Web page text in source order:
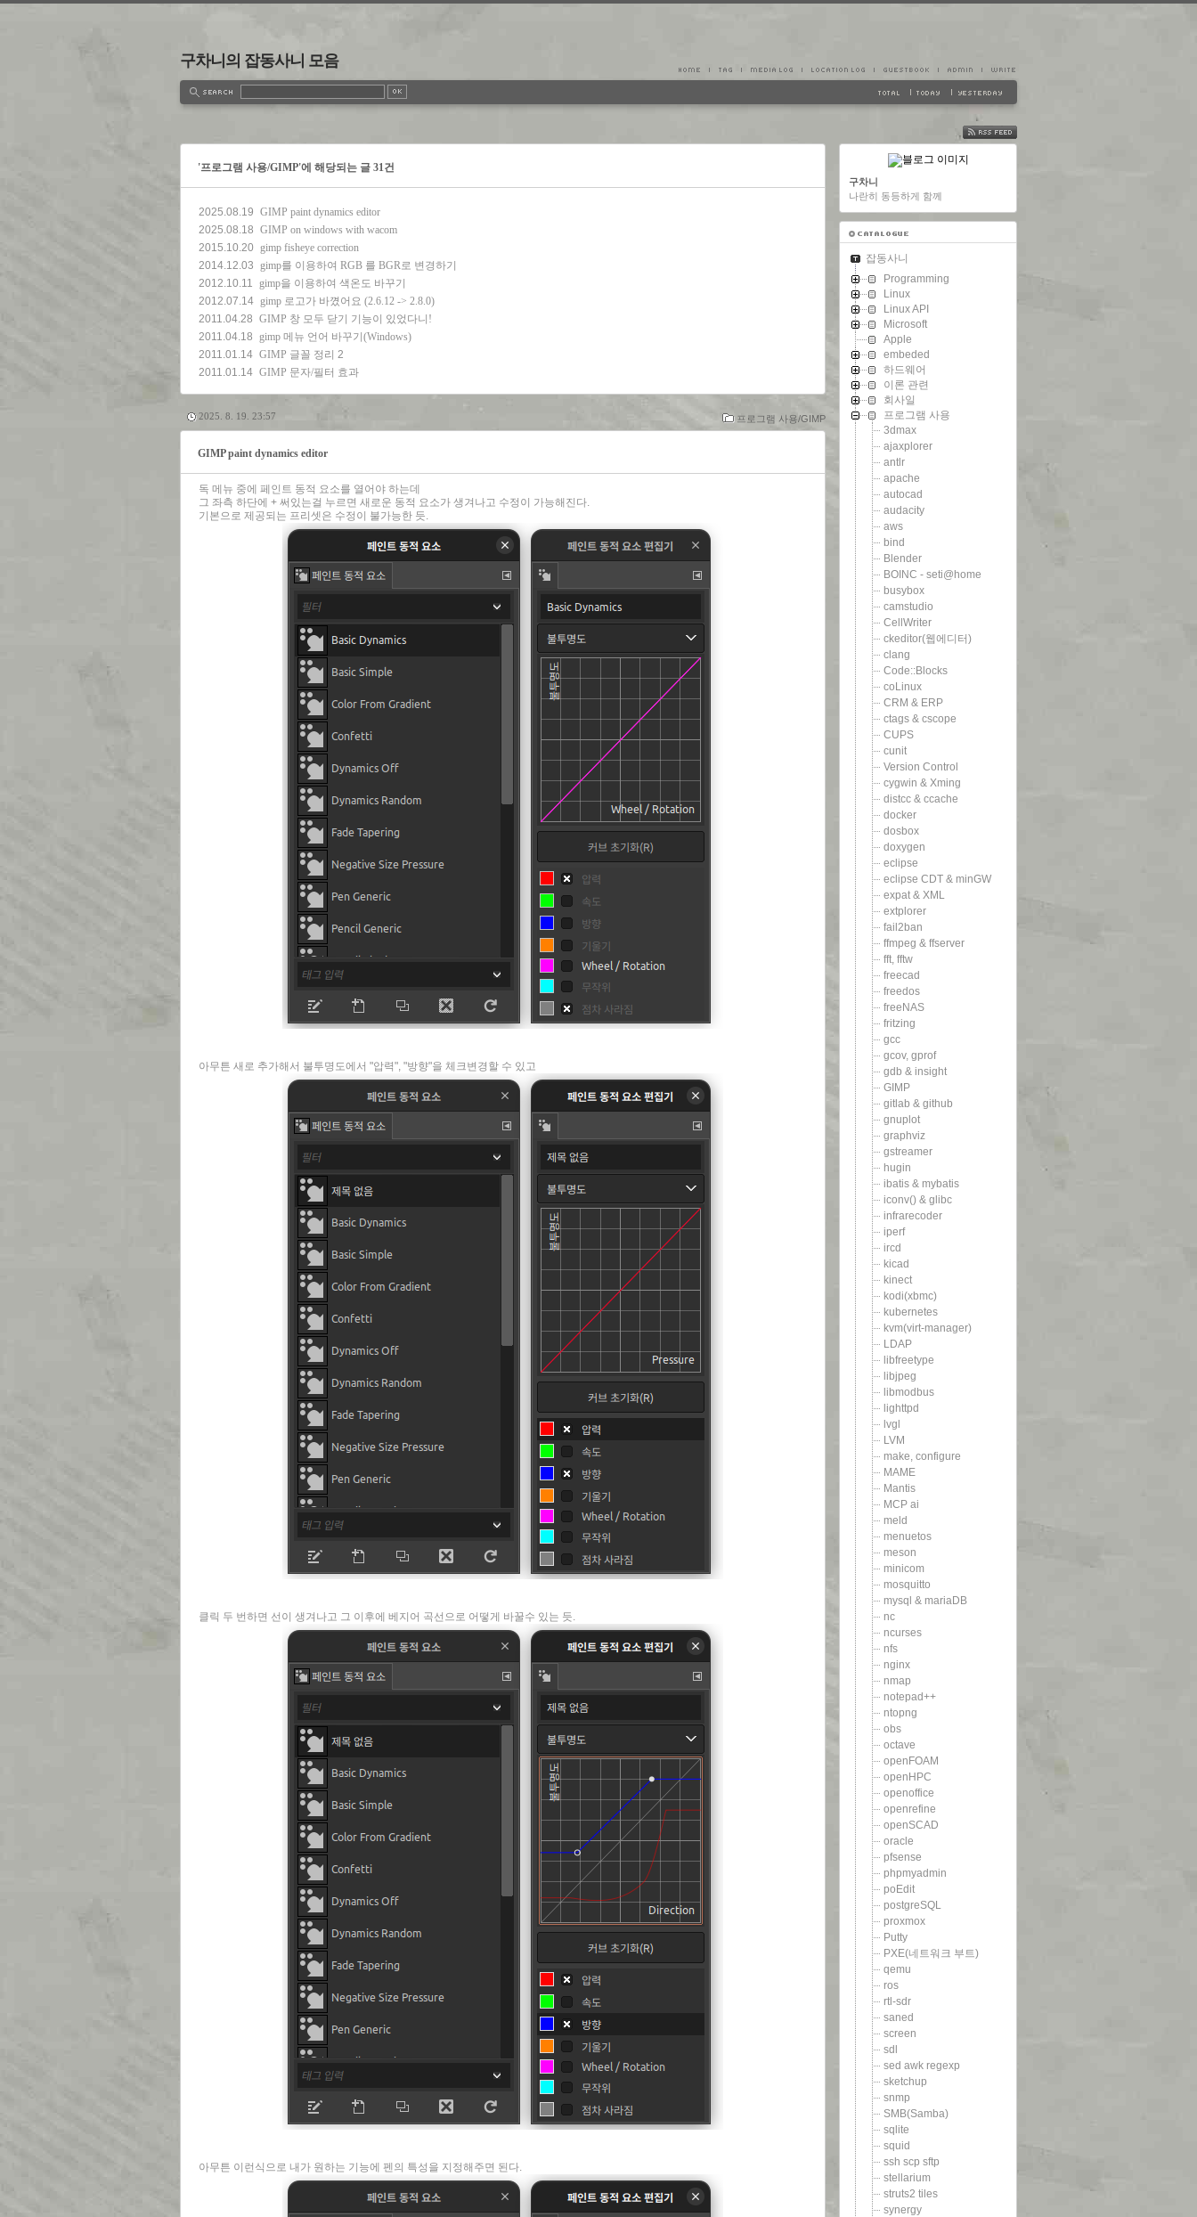
구차니의 잡동사니 모음
'프로그램 사용/GIMP'에 해당되는 글 31건
2025.08.19 GIMP paint dynamics editor
2025.08.18 GIMP on windows with wacom
2015.10.20 gimp fisheye correction
2014.12.03 gimp를 이용하여 RGB 를 BGR로 변경하기
2012.10.11 gimp을 이용하여 색온도 바꾸기
2012.07.14 gimp 로고가 바꼈어요 (2.6.12 -> 2.8.0)
2011.04.28 GIMP 창 모두 닫기 기능이 있었다니!
2011.04.18 gimp 메뉴 언어 바꾸기(Windows)
2011.01.14 GIMP 글꼴 정리 2
2011.01.14 GIMP 문자/필터 효과
프로그램 사용/GIMP
2025. 8. 19. 23:57
GIMP paint dynamics editor
독 메뉴 중에 페인트 동적 요소를 열어야 하는데
그 좌측 하단에 + 써있는걸 누르면 새로운 동적 요소가 생겨나고 수정이 가능해진다.
기본으로 제공되는 프리셋은 수정이 불가능한 듯.
아무튼 새로 추가해서 불투명도에서 "압력", "방향"을 체크변경할 수 있고
클릭 두 번하면 선이 생겨나고 그 이후에 베지어 곡선으로 어떻게 바꿀수 있는 듯.
아무튼 이런식으로 내가 원하는 기능에 펜의 특성을 지정해주면 된다.
FEED
구차니
나란히 동등하게 함께
잡동사니
Programming
Linux
Linux API
Microsoft
Apple
embeded
하드웨어
이론 관련
회사일
프로그램 사용
3dmax
ajaxplorer
antlr
apache
autocad
audacity
aws
bind
Blender
BOINC - seti@home
busybox
camstudio
CellWriter
ckeditor(웹에디터)
clang
Code::Blocks
coLinux
CRM & ERP
ctags & cscope
CUPS
cunit
Version Control
cygwin & Xming
distcc & ccache
docker
dosbox
doxygen
eclipse
eclipse CDT & minGW
expat & XML
extplorer
fail2ban
ffmpeg & ffserver
fft, fftw
freecad
freedos
freeNAS
fritzing
gcc
gcov, gprof
gdb & insight
GIMP
gitlab & github
gnuplot
graphviz
gstreamer
hugin
ibatis & mybatis
iconv() & glibc
infrarecoder
iperf
ircd
kicad
kinect
kodi(xbmc)
kubernetes
kvm(virt-manager)
LDAP
libfreetype
libjpeg
libmodbus
lighttpd
lvgl
LVM
make, configure
MAME
Mantis
MCP ai
meld
menuetos
meson
minicom
mosquitto
mysql & mariaDB
nc
ncurses
nfs
nginx
nmap
notepad++
ntopng
obs
octave
openFOAM
openHPC
openoffice
openrefine
openSCAD
oracle
pfsense
phpmyadmin
poEdit
postgreSQL
proxmox
Putty
PXE(네트워크 부트)
qemu
ros
rtl-sdr
saned
screen
sdl
sed awk regexp
sketchup
snmp
SMB(Samba)
sqlite
squid
ssh scp sftp
stellarium
struts2 tiles
synergy